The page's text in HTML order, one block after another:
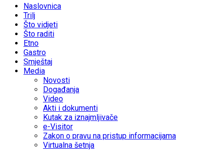
Naslovnica
Trilj
Što vidjeti
Što raditi
Etno
Gastro
Smještaj
Media
Novosti
Događanja
Video
Akti i dokumenti
Kutak za iznajmljivače
e-Visitor
Zakon o pravu na pristup informacijama
Virtualna šetnja